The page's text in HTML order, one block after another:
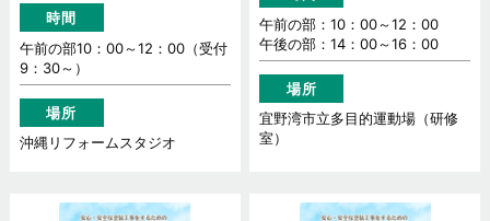
時間
午前の部10：00～12：00（受付
9：30～）
場所
沖縄リフォームスタジオ
午前の部：10：00～12：00
午後の部：14：00～16：00
場所
宜野湾市立多目的運動場（研修
室）